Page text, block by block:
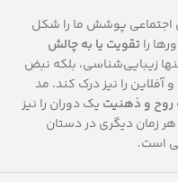
اجتماعی پوشش ما را شکل
راتقویت یا به چالش
زیبایی‌شناسی، بلکه نبض
آفلاین را نیز درک کند. مد
روح و ذهنیت یک دوران را نیز
زمان دیگری در دستان
است.